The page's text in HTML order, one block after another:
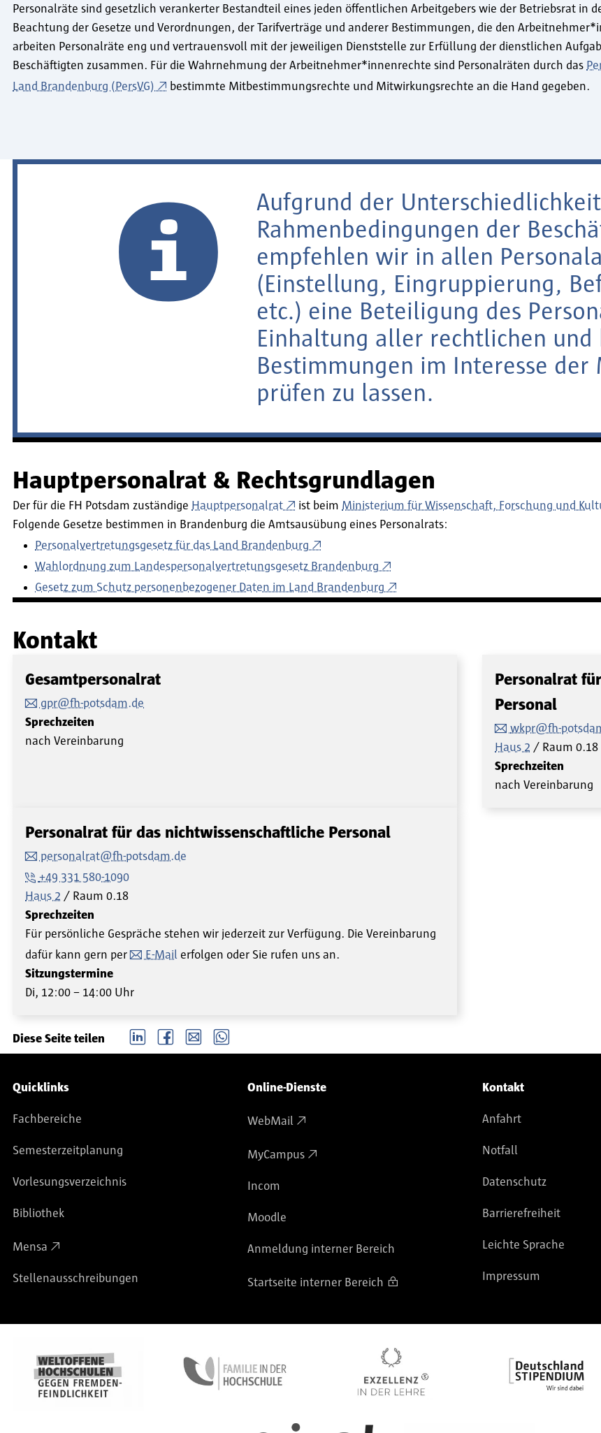
Personalräte sind gesetzlich verankerter Bestandteil eines jeden öffentlichen Arbeitgebers wie der Betriebsrat in
Beachtung der Gesetze und Verordnungen, der Tarifverträge und anderer Bestimmungen, die den
arbeiten Personalräte eng und vertrauensvoll mit der jeweiligen Dienststelle zur Erfüllung der dienstlichen
Beschäftigten zusammen. Für die Wahrnehmung der Arbeitnehmer*innenrechte sind Personalräten durch das
Land Brandenburg (PersVG)
bestimmte Mitbestimmungsrechte und Mitwirkungsrechte an die Hand gegeben.
Aufgrund der
Rahmenbedingungen der
empfehlen wir in allen
(Einstellung, Eingruppierung,
etc.) eine Beteiligung des
Einhaltung aller rechtlichen und
Bestimmungen im Interesse
prüfen zu lassen.
Hauptpersonalrat & Rechtsgrundlagen
Der für die FH Potsdam zuständige Hauptpersonalrat ist beim Ministerium für Wissenschaft, Forschung und
Folgende Gesetze bestimmen in Brandenburg die Amtsausübung eines Personalrats:
Personalvertretungsgesetz für das Land Brandenburg
Wahlordnung zum Landespersonalvertretungsgesetz Brandenburg
Gesetz zum Schutz personenbezogener Daten im Land Brandenburg
Kontakt
Gesamtpersonalrat
gpr@fh-potsdam.de
Sprechzeiten
nach Vereinbarung
Personalrat
Personal
wkpr@fh-
Haus 2
Raum 0.18
Sprechzeiten
nach Vereinbarung
Personalrat für das nichtwissenschaftliche Personal
personalrat@fh-potsdam.de
+49 331 580-1090
Haus 2
Raum 0.18
Sprechzeiten
Für persönliche Gespräche stehen wir jederzeit zur Verfügung. Die Vereinbarung
dafür kann gern per
E-Mail erfolgen oder Sie rufen uns an.
Sitzungstermine
Di, 12:00 – 14:00 Uhr
Diese Seite teilen LinkedIn Facebook email Whatsapp
Service-Navigation
Quicklinks
Fachbereiche
Semesterzeitplanung
Vorlesungsverzeichnis
Bibliothek
Mensa
Stellenausschreibungen
Online-Dienste
WebMail
MyCampus
Incom
Moodle
Anmeldung interner Bereich
Startseite interner Bereich
Kontakt
Anfahrt
Notfall
Datenschutz
Barrierefreiheit
Leichte Sprache
Impressum